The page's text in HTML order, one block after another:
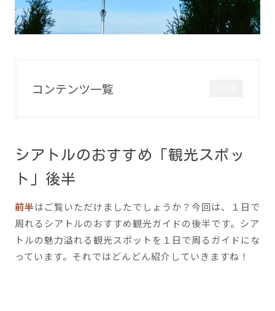
コンテンツ一覧
シアトルのおすすめ「観光スポッ
ト」後半
前半はご覧いただけましたでしょうか？今回は、１日で
周れるシアトルのおすすめ観光ガイドの後半です。シア
トルの魅力溢れる観光スポットを１日で周るガイドにな
っています。それではどんどん紹介していきますね！